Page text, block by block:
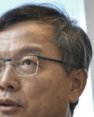
十餘年骨肉分離終迎
寵
婦再入境時被捕
顧而去開車逃去